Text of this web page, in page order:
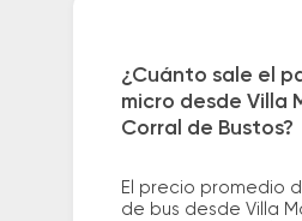
¿Cuánto sale el
micro desde Villa
Corral de Bustos?
El precio promedio
de bus desde Villa